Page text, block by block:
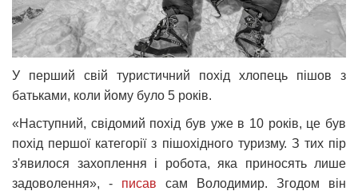
У перший свій туристичний похід хлопець пішов з
батьками, коли йому було 5 років.
«Наступний, свідомий похід був уже в 10 років, це був
похід першої категорії з пішохідного туризму. З тих пір
з'явилося захоплення і робота, яка приносять лише
задоволення», - писав сам Володимир. Згодом він